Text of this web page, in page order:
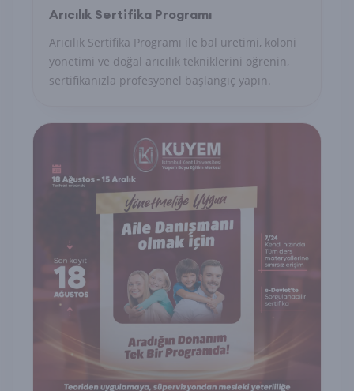
Arıcılık Sertifika Programı
Arıcılık Sertifika Programı ile bal üretimi, koloni
yönetimi ve doğal arıcılık tekniklerini öğrenin,
sertifikanızla profesyonel başlangıç yapın.